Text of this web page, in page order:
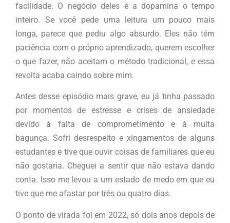
facilidade. O negócio deles é a dopamina o tempo
inteiro. Se você pede uma leitura um pouco mais
longa, parece que pediu algo absurdo. Eles não têm
paciência com o próprio aprendizado, querem escolher
o que fazer, não aceitam o método tradicional, e essa
revolta acaba caindo sobre mim.
Antes desse episódio mais grave, eu já tinha passado
por momentos de estresse e crises de ansiedade
devido à falta de comprometimento e à muita
bagunça. Sofri desrespeito e xingamentos de alguns
estudantes e tive que ouvir coisas de familiares que eu
não gostaria. Cheguei a sentir que não estava dando
conta. Isso me levou a um estado de medo em que eu
tive que me afastar por três ou quatro dias.
O ponto de virada foi em 2022, só dois anos depois de